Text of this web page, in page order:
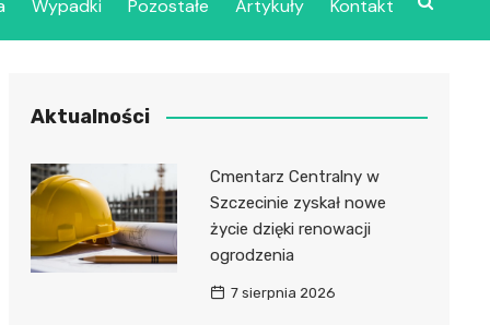
Wojskowy w
Publiczny
Zakład
Zdrowotnej
Wypadki Pozostałe Artykuły Kontakt
Aktualności
Cmentarz Centralny w
Szczecinie zyskał nowe
życie dzięki renowacji
ogrodzenia
7 sierpnia 2026